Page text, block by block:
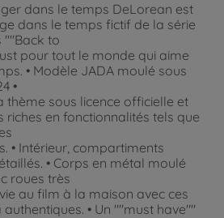
dans le temps DeLorean est
dans le temps fictif de la série
""Back to
pour tout le monde qui aime
• Modèle JADA moulé sous
•
thème sous licence officielle et
riches en fonctionnalités tels que
• Intérieur, compartiments
• Corps en métal moulé
roues très
au film à la maison avec ces
• Un ""must have""